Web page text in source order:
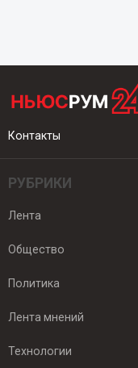
Контакты
РУБРИКИ
Лента
Общество
Политика
Лента мнений
Технологии